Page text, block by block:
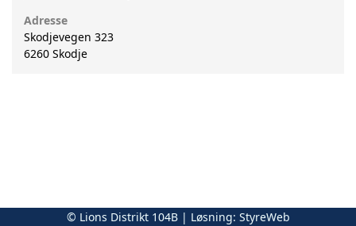
Adresse
Skodjevegen 323
6260 Skodje
© Lions Distrikt 104B | Løsning: StyreWeb